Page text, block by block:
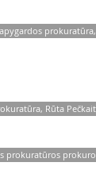
Rūta
prokuratūros